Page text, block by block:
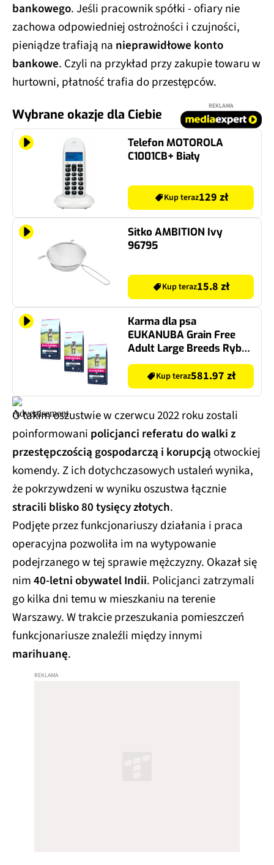
bankowego. Jeśli pracownik spółki - ofiary nie
zachowa odpowiedniej ostrożności i czujności,
pieniądze trafiają na nieprawidłowe konto
bankowe. Czyli na przykład przy zakupie towaru w
hurtowni, płatność trafia do przestępców.
Wybrane okazje dla Ciebie
REKLAMA
Telefon MOTOROLA
C1001CB+ Biały
Kup teraz129 zł
Sitko AMBITION Ivy
96795
Kup teraz15.8 zł
Karma dla psa
EUKANUBA Grain Free
Adult Large Breeds Ryby
Oceaniczne 3 x 12 kg
Kup teraz581.97 zł
O takim oszustwie w czerwcu 2022 roku zostali
poinformowani policjanci referatu do walki z
przestępczością gospodarczą i korupcjąotwockiej
komendy. Z ich dotychczasowych ustaleń wynika,
że pokrzywdzeni w wyniku oszustwa łącznie
stracili blisko 80 tysięcy złotych.
Podjęte przez funkcjonariuszy działania i praca
operacyjna pozwoliła im na wytypowanie
podejrzanego w tej sprawie mężczyzny. Okazał się
nim40-letni obywatel Indii. Policjanci zatrzymali
go kilka dni temu w mieszkaniu na terenie
Warszawy. W trakcie przeszukania pomieszczeń
funkcjonariusze znaleźli między innymi
marihuanę.